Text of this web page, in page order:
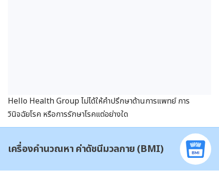
Hello Health Group ไม่ได้ให้คำปรึกษาด้านการแพทย์ การ
วินิจฉัยโรค หรือการรักษาโรคแต่อย่างใด
เครื่องคำนวณหา ค่าดัชนีมวลกาย (BMI)